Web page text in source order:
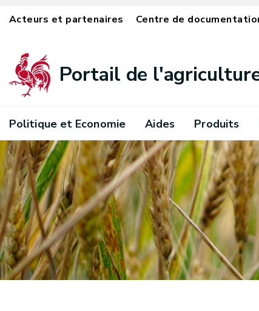
Acteurs et partenaires Centre de
Portail de
Politique et Economie Aides Produits